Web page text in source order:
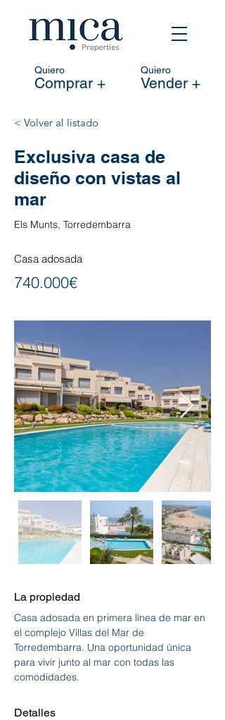
Quiero
Comprar +
Quiero
Vender +
< Volver al listado
Exclusiva casa de
diseño con vistas al
mar
Els Munts, Torredembarra
Casa adosada
740.000€
La propiedad
Casa adosada en primera línea de mar en
el complejo Villas del Mar de
Torredembarra. Una oportunidad única
para vivir junto al mar con todas las
comodidades.
Detalles